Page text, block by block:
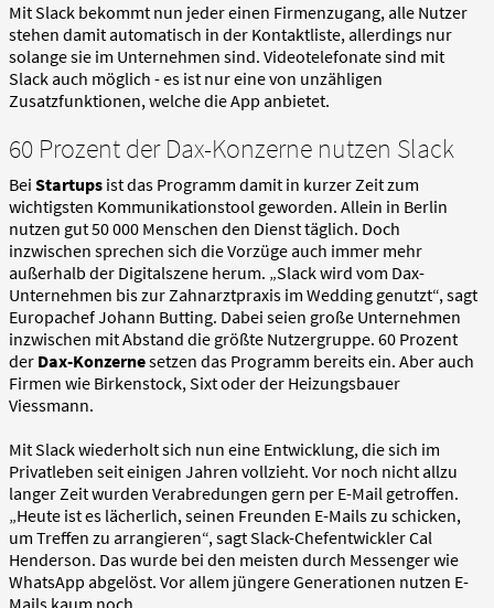
Mit Slack bekommt nun jeder einen Firmenzugang, alle Nutzer
stehen damit automatisch in der Kontaktliste, allerdings nur
solange sie im Unternehmen sind. Videotelefonate sind mit
Slack auch möglich - es ist nur eine von unzähligen
Zusatzfunktionen, welche die App anbietet.
60 Prozent der Dax-Konzerne nutzen Slack
Bei Startups ist das Programm damit in kurzer Zeit zum
wichtigsten Kommunikationstool geworden. Allein in Berlin
nutzen gut 50 000 Menschen den Dienst täglich. Doch
inzwischen sprechen sich die Vorzüge auch immer mehr
außerhalb der Digitalszene herum. „Slack wird vom Dax-
Unternehmen bis zur Zahnarztpraxis im Wedding genutzt“, sagt
Europachef Johann Butting. Dabei seien große Unternehmen
inzwischen mit Abstand die größte Nutzergruppe. 60 Prozent
der Dax-Konzernesetzen das Programm bereits ein. Aber auch
Firmen wie Birkenstock, Sixt oder der Heizungsbauer
Viessmann.
Mit Slack wiederholt sich nun eine Entwicklung, die sich im
Privatleben seit einigen Jahren vollzieht. Vor noch nicht allzu
langer Zeit wurden Verabredungen gern per E-Mail getroffen.
„Heute ist es lächerlich, seinen Freunden E-Mails zu schicken,
um Treffen zu arrangieren“, sagt Slack-Chefentwickler Cal
Henderson. Das wurde bei den meisten durch Messenger wie
WhatsApp abgelöst. Vor allem jüngere Generationen nutzen E-
Mails kaum noch.